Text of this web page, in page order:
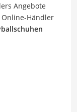
Angebote
Händler